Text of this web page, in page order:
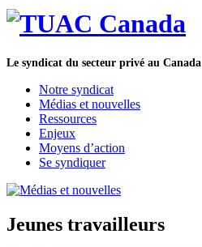
Le syndicat du secteur privé au Canada
Notre syndicat
Médias et nouvelles
Ressources
Enjeux
Moyens d’action
Se syndiquer
Jeunes travailleurs